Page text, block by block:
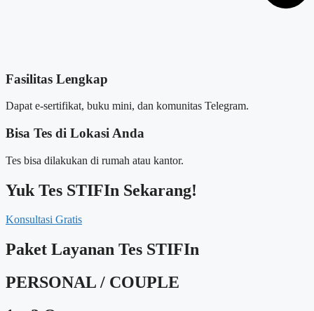
Fasilitas Lengkap
Dapat e-sertifikat, buku mini, dan komunitas Telegram.
Bisa Tes di Lokasi Anda
Tes bisa dilakukan di rumah atau kantor.
Yuk Tes STIFIn Sekarang!
Konsultasi Gratis
Paket Layanan Tes STIFIn
PERSONAL / COUPLE